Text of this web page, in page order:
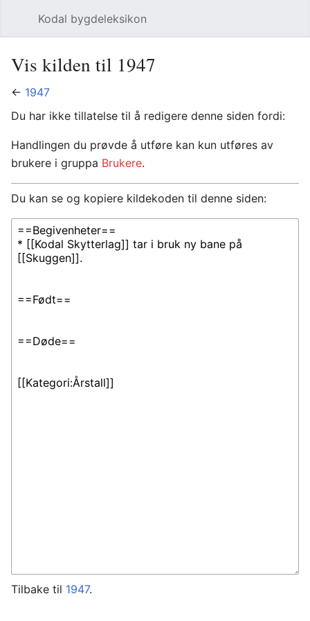
Kodal bygdeleksikon
Vis kilden til 1947
← 1947
Du har ikke tillatelse til å redigere denne siden fordi:
Handlingen du prøvde å utføre kan kun utføres av
brukere i gruppa Brukere.
Du kan se og kopiere kildekoden til denne siden:
Tilbake til 1947.